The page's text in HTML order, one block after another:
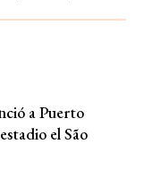
a Puerto
el São